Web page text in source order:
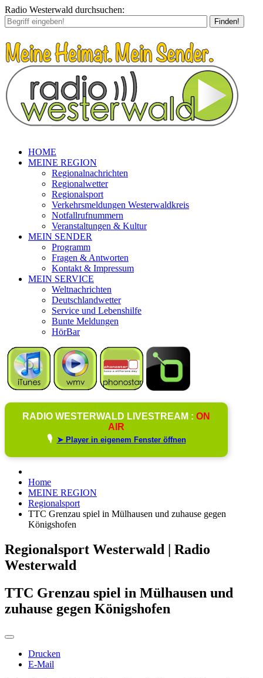
Radio Westerwald durchsuchen:
Finden!
HOME
MEINE REGION
Regionalnachrichten
Regionalwetter
Regionalsport
Verkehrsmeldungen Westerwaldkreis
Notfallrufnummern
Veranstaltungen & Kultur
MEIN SENDER
Programm
Fragen & Antworten
Kontakt & Impressum
MEIN SERVICE
Weltnachrichten
Deutschlandwetter
Service und Lebenshilfe
Bunte Meldungen
HörBar
RADIO WESTERWALD LIVESTREAM : ON
AIR
🎙️ ➤ Player in eigenem Fenster öffnen
Home
MEINE REGION
Regionalsport
TTC Grenzau spiel in Mülhausen und zuhause gegen
Königshofen
Regionalsport Westerwald | Radio
Westerwald
TTC Grenzau spiel in Mülhausen und
zuhause gegen Königshofen
Drucken
E-Mail